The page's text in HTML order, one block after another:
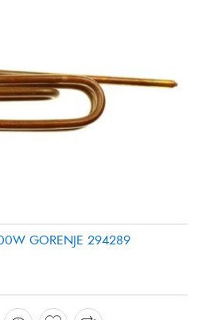
GORENJE 294289
DA9600013Y
DA96-00280K